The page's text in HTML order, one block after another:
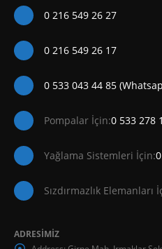
0 216 549 26 27
0 216 549 26 17
0 533 043 44 85
Pompalar İçin:0 533 278
Yağlama Sistemleri İçin:
Sızdırmazlık Elemanları
ADRESİMİZ